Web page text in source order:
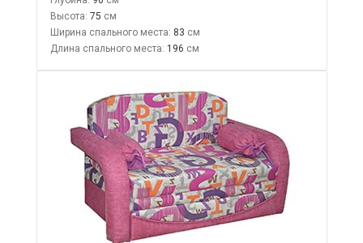
Высота: 75
Ширина спального места: 83
Длина спального места: 196